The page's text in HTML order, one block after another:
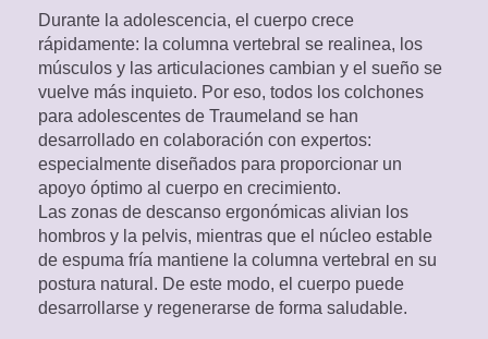
Nuestra recomendación:
Un colchón enrollado debe
almacenarse en su embalaje o
estado enrolladodurante un
máximo de 3 meses.
Si el colchón se almacena durante
mucho más tiempo, es posible que
el núcleo de espumano se
despliegue por completo o que lo
haga muy lentamentedespués de
desembalarlo. En consecuencia, es
posible que el colchón no recupere
temporal o permanentemente su
Durante la adolescencia, el cuerpo crece
rápidamente: la columna vertebral se realinea, los
músculos y las articulaciones cambian y el sueño se
vuelve más inquieto. Por eso, todos los colchones
para adolescentes de Traumeland se han
desarrollado en colaboración con expertos:
especialmente diseñados para proporcionar un
apoyo óptimo al cuerpo en crecimiento.
Las zonas de descanso ergonómicas alivian los
hombros y la pelvis, mientras que el núcleo estable
de espuma fría mantiene la columna vertebral en su
postura natural. De este modo, el cuerpo puede
desarrollarse y regenerarse de forma saludable.